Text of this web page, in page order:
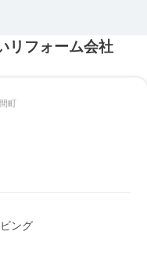
リフォーム会社
町